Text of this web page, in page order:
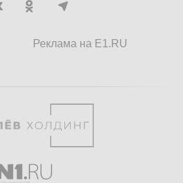
Реклама на E1.RU